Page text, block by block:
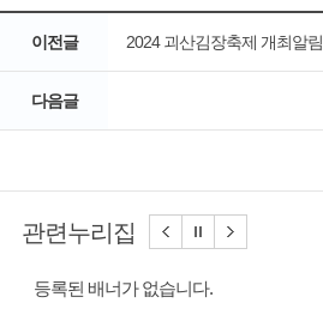
이전글 2024 괴산김장축제 개최알림
다음글
관련누리집
등록된 배너가 없습니다.